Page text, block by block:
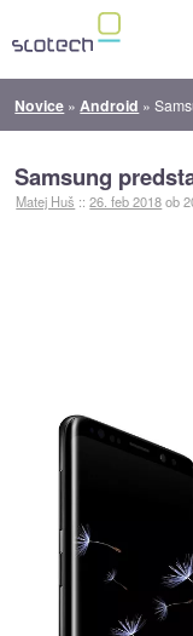
Novice » Android »
Samsung
Matej Huš ::26. feb 2018ob